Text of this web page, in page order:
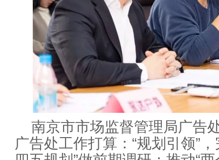
南京市市场监督管理局广告
广告处工作打算：“规划引领”